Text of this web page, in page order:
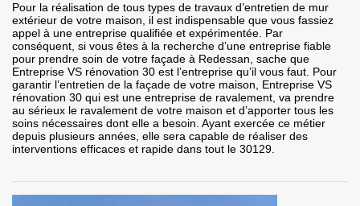
Pour la réalisation de tous types de travaux d’entretien de mur
extérieur de votre maison, il est indispensable que vous fassiez
appel à une entreprise qualifiée et expérimentée. Par
conséquent, si vous êtes à la recherche d’une entreprise fiable
pour prendre soin de votre façade à Redessan, sache que
Entreprise VS rénovation 30 est l’entreprise qu’il vous faut. Pour
garantir l’entretien de la façade de votre maison, Entreprise VS
rénovation 30 qui est une entreprise de ravalement, va prendre
au sérieux le ravalement de votre maison et d’apporter tous les
soins nécessaires dont elle a besoin. Ayant exercée ce métier
depuis plusieurs années, elle sera capable de réaliser des
interventions efficaces et rapide dans tout le 30129.